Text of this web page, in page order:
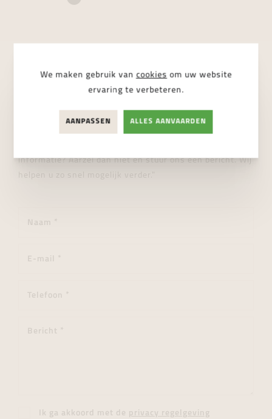
STUUR ONS EEN BERICHT
Wij helpen je graag verder!
informatie? Aarzel dan niet en stuur ons een bericht. Wij
helpen u zo snel mogelijk verder."
Ik ga akkoord met de privacy regelgeving
We maken gebruik van cookies om uw website
ervaring te verbeteren.
AANPASSEN ALLES AANVAARDEN